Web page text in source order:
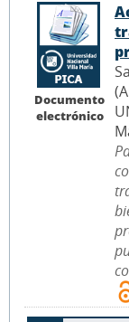
Documento
electrónico